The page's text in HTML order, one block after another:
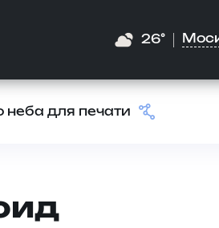
26°
неба для печати